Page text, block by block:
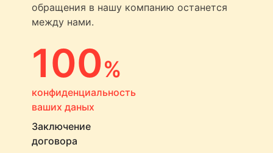
обращения в нашу компанию останется
между нами.
100%
конфиденциальность
ваших даных
Заключение
договора